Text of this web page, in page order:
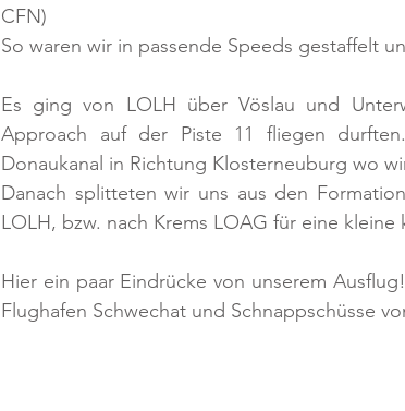
CFN)
So waren wir in passende Speeds gestaffelt
Es ging von LOLH über Vöslau und
Approach auf der Piste 11 fliegen
Donaukanal in Richtung Klosterneuburg wo
Danach splitteten wir uns aus den
LOLH, bzw. nach Krems LOAG für eine kleine
Hier ein paar Eindrücke von unserem
Flughafen Schwechat und Schnappschüsse